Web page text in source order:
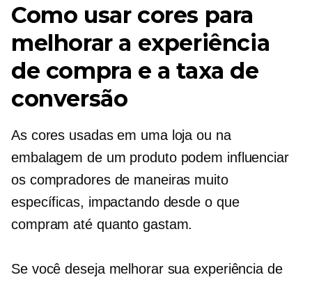
Como usar cores para
melhorar a experiência
de compra e a taxa de
conversão
As cores usadas em uma loja ou na
embalagem de um produto podem influenciar
os compradores de maneiras muito
específicas, impactando desde o que
compram até quanto gastam.
Se você deseja melhorar sua experiência de